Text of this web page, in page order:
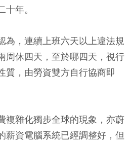
年。
為，連續上班六天以上違法規
周休四天，至於哪四天，視行
質，由勞資雙方自行協商即
複雜化獨步全球的現象，亦蔚
薪資電腦系統已經調整好，但